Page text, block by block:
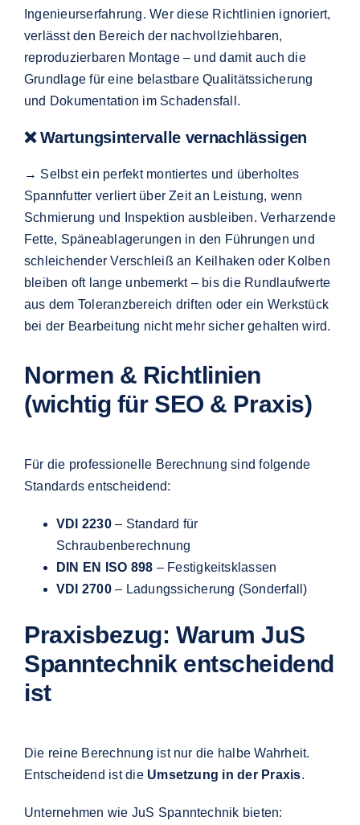
Ingenieurserfahrung. Wer diese Richtlinien ignoriert,
verlässt den Bereich der nachvollziehbaren,
reproduzierbaren Montage – und damit auch die
Grundlage für eine belastbare Qualitätssicherung
und Dokumentation im Schadensfall.
❌ Wartungsintervalle vernachlässigen
→ Selbst ein perfekt montiertes und überholtes
Spannfutter verliert über Zeit an Leistung, wenn
Schmierung und Inspektion ausbleiben. Verharzende
Fette, Späneablagerungen in den Führungen und
schleichender Verschleiß an Keilhaken oder Kolben
bleiben oft lange unbemerkt – bis die Rundlaufwerte
aus dem Toleranzbereich driften oder ein Werkstück
bei der Bearbeitung nicht mehr sicher gehalten wird.
Normen & Richtlinien
(wichtig für SEO & Praxis)
Für die professionelle Berechnung sind folgende
Standards entscheidend:
VDI 2230– Standard für
Schraubenberechnung
DIN EN ISO 898 – Festigkeitsklassen
VDI 2700– Ladungssicherung (Sonderfall)
Praxisbezug: Warum JuS
Spanntechnik entscheidend
ist
Die reine Berechnung ist nur die halbe Wahrheit.
Entscheidend ist die Umsetzung in der Praxis.
Unternehmen wie JuS Spanntechnik bieten: